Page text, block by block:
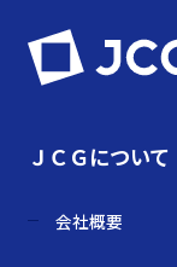
ＪＣＧについて
会社概要